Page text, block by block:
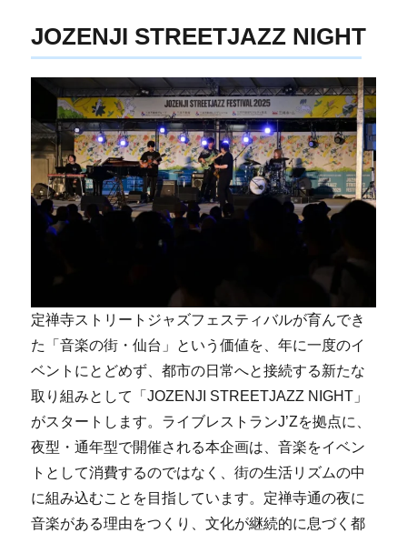
JOZENJI STREETJAZZ NIGHT
定禅寺ストリートジャズフェスティバルが育んでき
た「音楽の街・仙台」という価値を、年に一度のイ
ベントにとどめず、都市の日常へと接続する新たな
取り組みとして「JOZENJI STREETJAZZ NIGHT」
がスタートします。ライブレストランJ’Zを拠点に、
夜型・通年型で開催される本企画は、音楽をイベン
トとして消費するのではなく、街の生活リズムの中
に組み込むことを目指しています。定禅寺通の夜に
音楽がある理由をつくり、文化が継続的に息づく都